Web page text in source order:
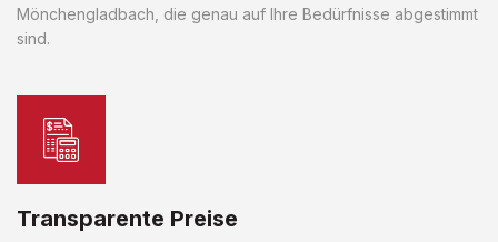
Mönchengladbach, die genau auf Ihre Bedürfnisse abgestimmt
sind.
Transparente Preise